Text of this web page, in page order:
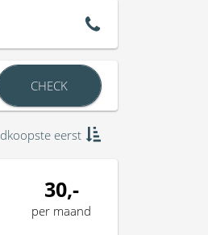
CHECK
eerst
30,-
per maand